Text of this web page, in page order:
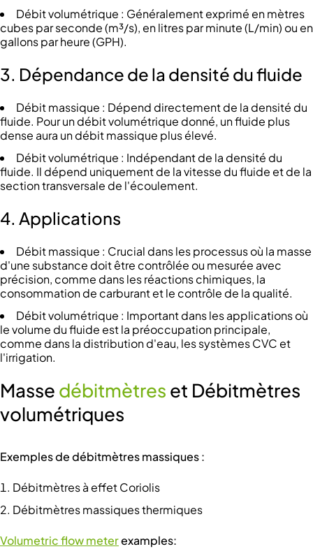
Débit volumétrique : Généralement exprimé en mètres
cubes par seconde (m³/s), en litres par minute (L/min) ou en
gallons par heure (GPH).
3. Dépendance de la densité du fluide
Débit massique : Dépend directement de la densité du
fluide. Pour un débit volumétrique donné, un fluide plus
dense aura un débit massique plus élevé.
Débit volumétrique : Indépendant de la densité du
fluide. Il dépend uniquement de la vitesse du fluide et de la
section transversale de l'écoulement.
4. Applications
Débit massique : Crucial dans les processus où la masse
d'une substance doit être contrôlée ou mesurée avec
précision, comme dans les réactions chimiques, la
consommation de carburant et le contrôle de la qualité.
Débit volumétrique : Important dans les applications où
le volume du fluide est la préoccupation principale,
comme dans la distribution d'eau, les systèmes CVC et
l'irrigation.
Masse débitmètres et Débitmètres
volumétriques
Exemples de débitmètres massiques :
Débitmètres à effet Coriolis
Débitmètres massiques thermiques
Volumetric flow meterexamples: